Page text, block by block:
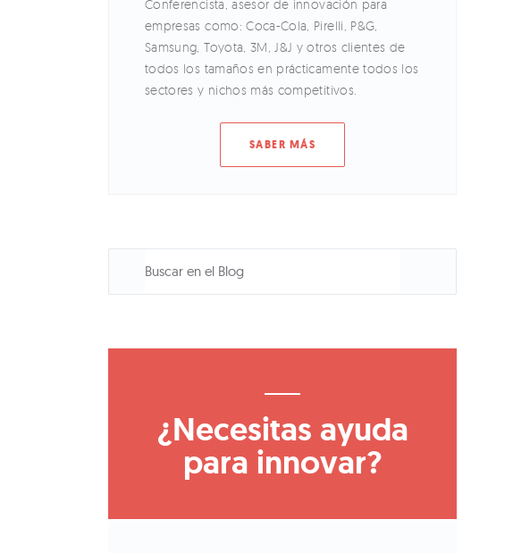
Conferencista, asesor de innovación para
empresas como: Coca-Cola, Pirelli, P&G,
Samsung, Toyota, 3M, J&J y otros clientes de
todos los tamaños en prácticamente todos los
sectores y nichos más competitivos.
SABER MÁS
¿Necesitas ayuda
para innovar?